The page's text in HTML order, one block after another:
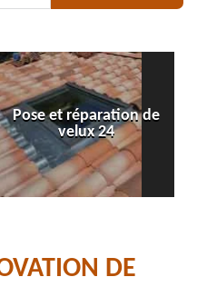
Pose et réparation de
velux 24
DE